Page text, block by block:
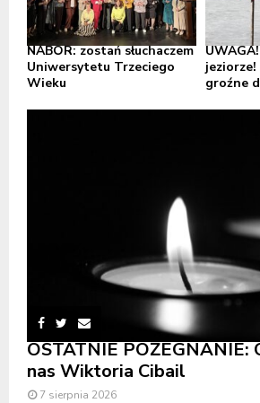
NABÓR: zostań słuchaczem
Uniwersytetu Trzeciego
Wieku
groźne
OSTATNIE POŻEGNANIE:
nas Wiktoria Cibail
7 sierpnia 2026